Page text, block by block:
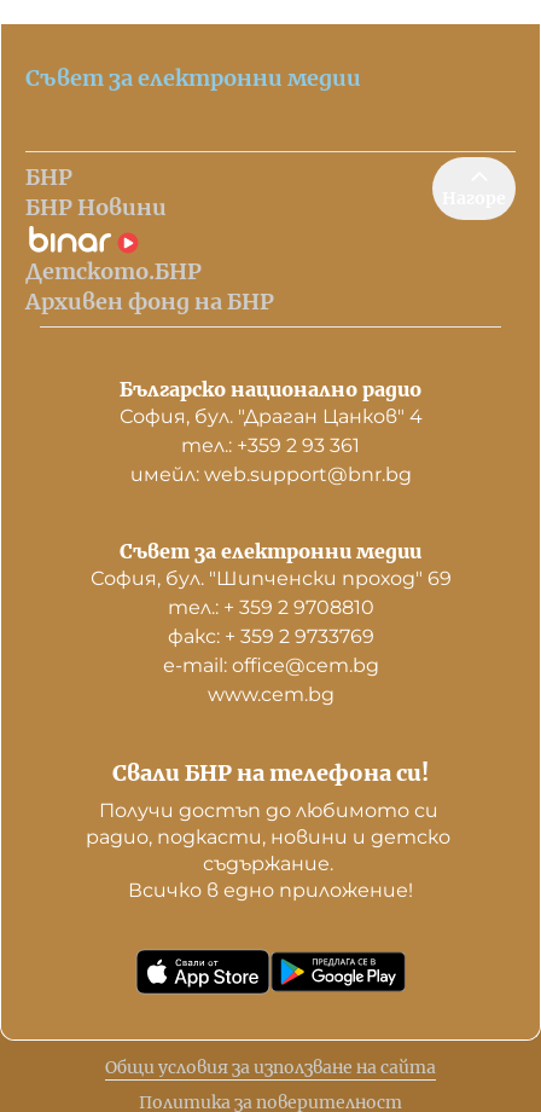
Съвет за електронни медии
БНР
БНР Новини
Детското.БНР
Архивен фонд на БНР
Българско национално радио
София, бул. "Драган Цанков" 4
тел.: +359 2 93 361
имейл: web.support@bnr.bg
Свали БНР на телефона си!
Получи достъп до любимото си
радио, подкасти, новини и детско
съдържание.
Всичко в едно приложение!
Съвет за електронни медии
София, бул. "Шипченски проход" 69
тел.: + 359 2 9708810
факс: + 359 2 9733769
е-mail: office@cem.bg
www.cem.bg
Общи условия за използване на сайта
Политика за поверителност